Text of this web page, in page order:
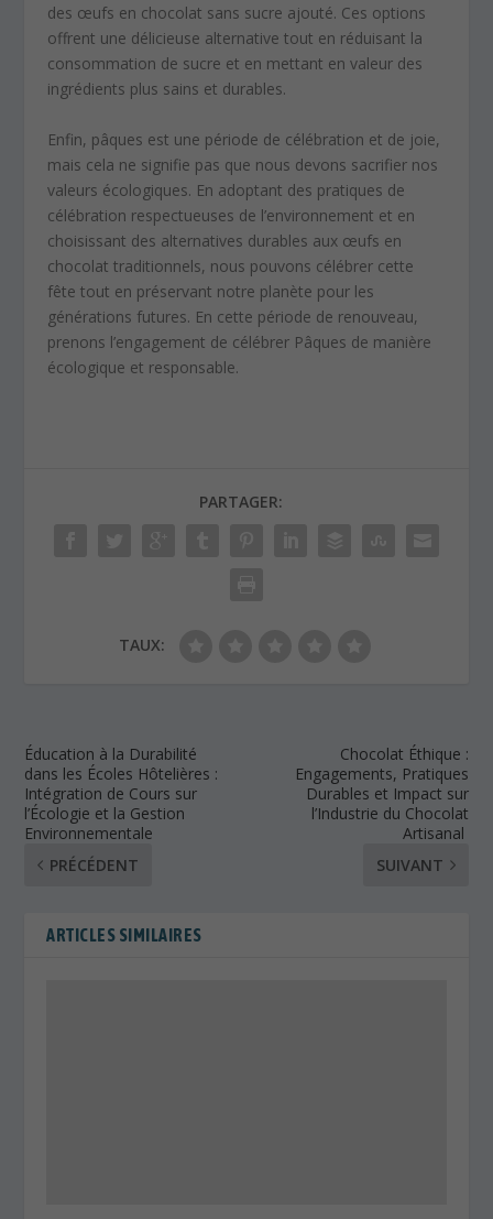
des œufs en chocolat sans sucre ajouté. Ces options
offrent une délicieuse alternative tout en réduisant la
consommation de sucre et en mettant en valeur des
ingrédients plus sains et durables.
Enfin, pâques est une période de célébration et de joie,
mais cela ne signifie pas que nous devons sacrifier nos
valeurs écologiques. En adoptant des pratiques de
célébration respectueuses de l’environnement et en
choisissant des alternatives durables aux œufs en
chocolat traditionnels, nous pouvons célébrer cette
fête tout en préservant notre planète pour les
générations futures. En cette période de renouveau,
prenons l’engagement de célébrer Pâques de manière
écologique et responsable.
PARTAGER:
TAUX:
Éducation à la Durabilité
dans les Écoles Hôtelières :
Intégration de Cours sur
l’Écologie et la Gestion
Environnementale
PRÉCÉDENT
Chocolat Éthique :
Engagements, Pratiques
Durables et Impact sur
l’Industrie du Chocolat
Artisanal
SUIVANT
ARTICLES SIMILAIRES